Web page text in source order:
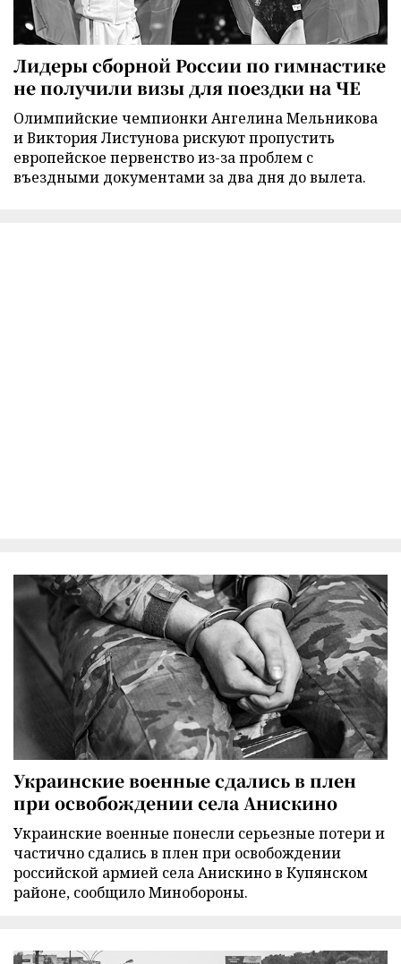
Лидеры сборной России по гимнастике
не получили визы для поездки на ЧЕ
Олимпийские чемпионки Ангелина Мельникова
и Виктория Листунова рискуют пропустить
европейское первенство из-за проблем с
въездными документами за два дня до вылета.
Украинские военные сдались в плен
при освобождении села Анискино
Украинские военные понесли серьезные потери и
частично сдались в плен при освобождении
российской армией села Анискино в Купянском
районе, сообщило Минобороны.